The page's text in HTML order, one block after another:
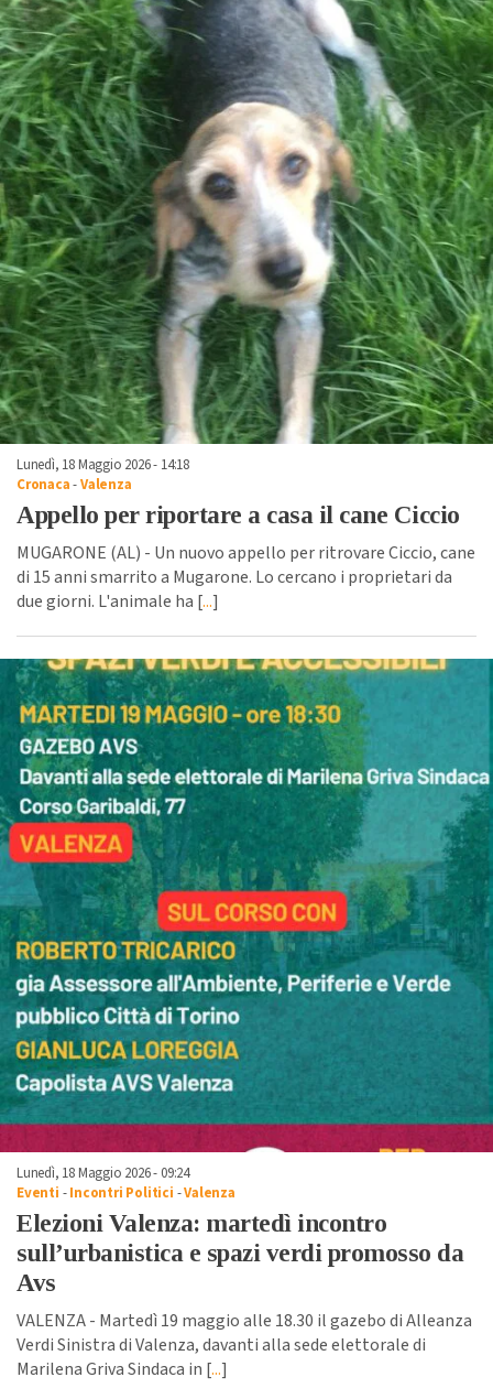
Lunedì, 18 Maggio 2026 - 14:18
Cronaca-Valenza
Appello per riportare a casa il cane Ciccio
MUGARONE (AL) - Un nuovo appello per ritrovare Ciccio, cane
di 15 anni smarrito a Mugarone. Lo cercano i proprietari da
due giorni. L'animale ha [...]
Lunedì, 18 Maggio 2026 - 09:24
Eventi -Incontri Politici -Valenza
Elezioni Valenza: martedì incontro
sull’urbanistica e spazi verdi promosso da
Avs
VALENZA - Martedì 19 maggio alle 18.30 il gazebo di Alleanza
Verdi Sinistra di Valenza, davanti alla sede elettorale di
Marilena Griva Sindaca in [...]